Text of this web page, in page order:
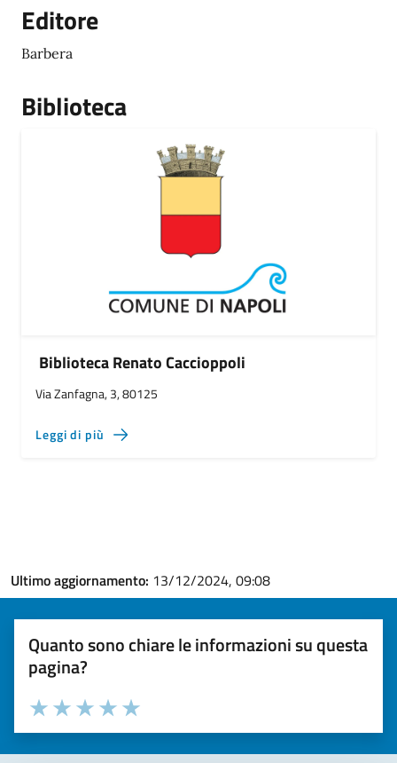
Editore
Barbera
Biblioteca
Biblioteca Renato Caccioppoli
Via Zanfagna, 3, 80125
Leggi di più
Ultimo aggiornamento: 13/12/2024, 09:08
Quanto sono chiare le informazioni su questa
pagina?
Valuta la chiarezza delle informazioni (da 1 a 5 stelle)
Seleziona il numero di stelle per valutare la chiarezza delle
Valuta 5 stelle su 5
Valuta 4 stelle su 5
Valuta 3 stelle su 5
Valuta 2 stelle su 5
Valuta 1 stelle su 5